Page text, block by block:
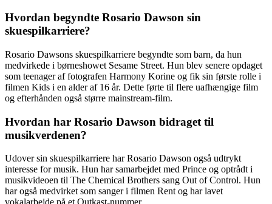
Hvordan begyndte Rosario Dawson sin
skuespilkarriere?
Rosario Dawsons skuespilkarriere begyndte som barn, da hun
medvirkede i børneshowet Sesame Street. Hun blev senere opdaget
som teenager af fotografen Harmony Korine og fik sin første rolle i
filmen Kids i en alder af 16 år. Dette førte til flere uafhængige film
og efterhånden også større mainstream-film.
Hvordan har Rosario Dawson bidraget til
musikverdenen?
Udover sin skuespilkarriere har Rosario Dawson også udtrykt
interesse for musik. Hun har samarbejdet med Prince og optrådt i
musikvideoen til The Chemical Brothers sang Out of Control. Hun
har også medvirket som sanger i filmen Rent og har lavet